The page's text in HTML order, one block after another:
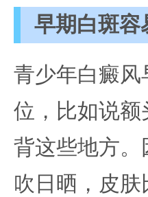
早期白斑容
青少年白癜
位，比如说
背这些地方
吹日晒，皮